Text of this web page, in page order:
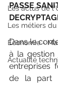
Les actus de
Les métiers du
Économie -
Actualité
PASSE
Dans le
à la gestion
entreprises
de la part